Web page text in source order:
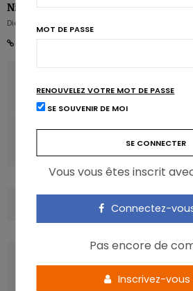
Nicolas Rousseau
Diététicien nutritionniste Karott' - Partner,
Le calcium ne nuit pas
ARTICLE SUIVANT
La flore intestinale, reflet de la
MOT DE PASSE
RENOUVELEZ VOTRE MOT DE PASSE
SE SOUVENIR DE MOI
Vous vous êtes inscrit
Connectez-
Pas encore de
Inscrivez-vous